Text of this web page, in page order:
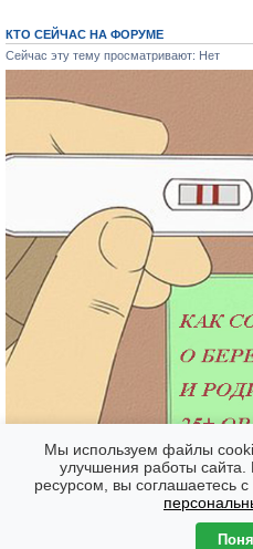
КТО СЕЙЧАС НА ФОРУМЕ
Сейчас эту тему просматривают: Нет
phpBB ®
Мы используем файлы
улучшения работы сайта.
ресурсом, вы соглашаетесь